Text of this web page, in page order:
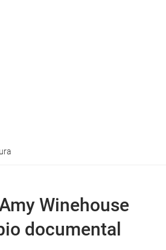
Winehouse
documental